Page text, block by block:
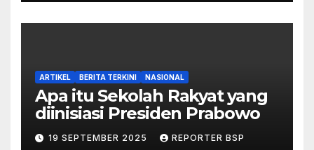
ARTIKEL BERITA TERKINI NASIONAL
Apa itu Sekolah Rakyat yang
diinisiasi Presiden Prabowo
19 SEPTEMBER 2025 REPORTER BSP